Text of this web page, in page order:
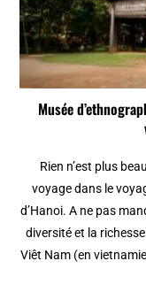
Musée
Rien n’est plus
voyage dans le
d’Hanoi. A ne pas
diversité et la
Viêt Nam (en